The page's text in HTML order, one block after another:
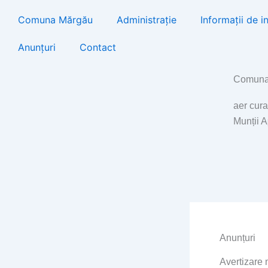
Comuna Mărgău Administrație Informații de
Anunțuri Contact
aer
Munții
Anunțuri
Avertizare